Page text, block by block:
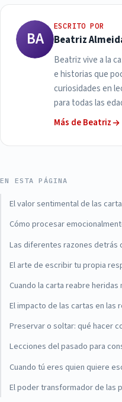
BA
ESCRITO POR
Beatriz
Beatriz vive a la
e historias que
curiosidades en
para todas las
Más de Beatriz
EN ESTA PÁGINA
El valor sentimental de las
Cómo procesar
Las diferentes razones detrás
El arte de escribir tu propia
Cuando la carta reabre heridas
El impacto de las cartas en las
Preservar o soltar: qué hacer
Lecciones del pasado para
Cuando tú eres quien quiere
El poder transformador de las